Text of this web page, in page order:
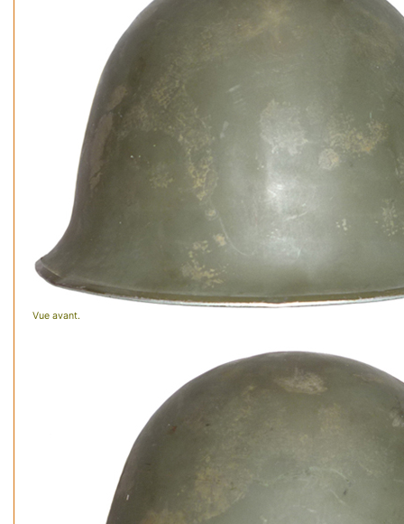
Vue avant.